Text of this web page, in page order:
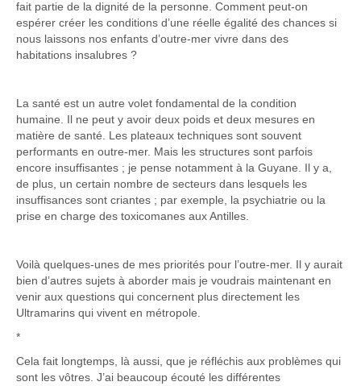
fait partie de la dignité de la personne. Comment peut-on
espérer créer les conditions d’une réelle égalité des chances si
nous laissons nos enfants d’outre-mer vivre dans des
habitations insalubres ?
La santé est un autre volet fondamental de la condition
humaine. Il ne peut y avoir deux poids et deux mesures en
matière de santé. Les plateaux techniques sont souvent
performants en outre-mer. Mais les structures sont parfois
encore insuffisantes ; je pense notamment à la Guyane. Il y a,
de plus, un certain nombre de secteurs dans lesquels les
insuffisances sont criantes ; par exemple, la psychiatrie ou la
prise en charge des toxicomanes aux Antilles.
Voilà quelques-unes de mes priorités pour l’outre-mer. Il y aurait
bien d’autres sujets à aborder mais je voudrais maintenant en
venir aux questions qui concernent plus directement les
Ultramarins qui vivent en métropole.
*
Cela fait longtemps, là aussi, que je réfléchis aux problèmes qui
sont les vôtres. J’ai beaucoup écouté les différentes